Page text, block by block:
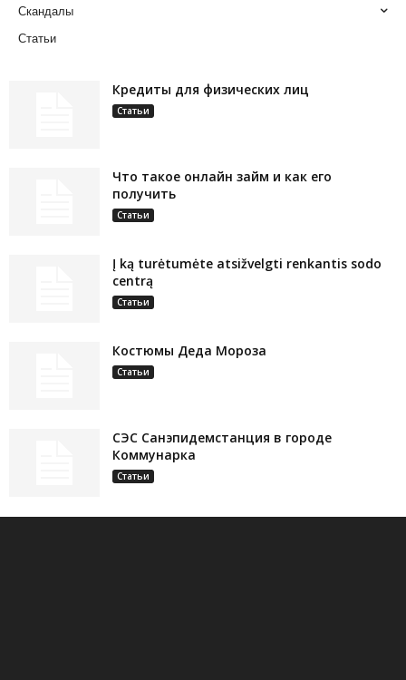
Скандалы
Статьи
Кредиты для физических лиц
Статьи
Что такое онлайн займ и как его
получить
Статьи
Į ką turėtumėte atsižvelgti renkantis sodo
centrą
Статьи
Костюмы Деда Мороза
Статьи
СЭС Санэпидемстанция в городе
Коммунарка
Статьи